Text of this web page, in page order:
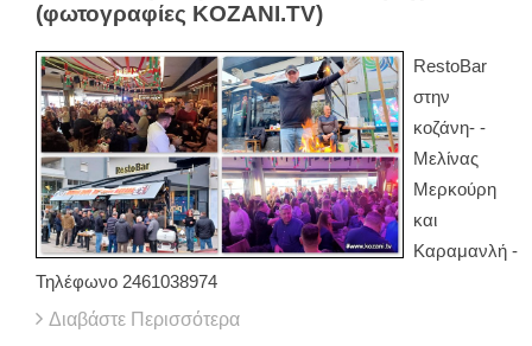
(φωτογραφίες KOZANI.TV)
RestoBar
στην
κοζάνη- -
Μελίνας
Μερκούρη
και
Καραμανλή -
Τηλέφωνο 2461038974
Διαβάστε Περισσότερα